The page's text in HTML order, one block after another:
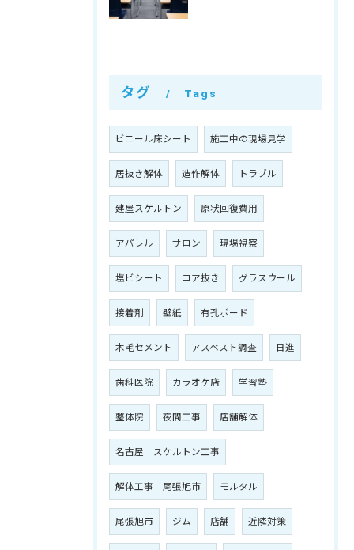
タグ Tags
ビニール床シート 施工中の現場見学
居抜き解体 造作解体 トラブル
建屋スケルトン 原状回復費用
アパレル サロン 現場視察
塩ビシート コア抜き グラスウール
接着剤 壁紙 有孔ボード
木毛セメント アスベスト調査 日進
歯科医院 カラオケ店 学習塾
整体院 夜間工事 店舗解体
名古屋 スケルトン工事
解体工事 尾張旭市 モルタル
尾張旭市 ジム 店舗 近隣対策